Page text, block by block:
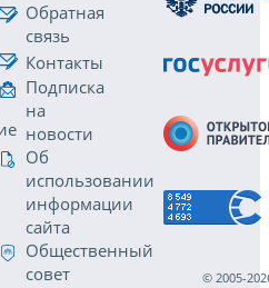
Обратная
связь
Контакты
Подписка
на
новости
Об
использовании
информации
сайта
Общественный
совет
© 2005-